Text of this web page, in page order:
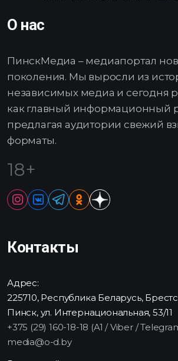
О нас
ПинскМедиа – медиапортал
поколения. Мы выросли из
независимых медиа и сегодня
как главный информационный
предлагая аудитории свежий
форматы.
18+
Контакты
Адрес:
225710, Республика Беларусь,
Пинск, ул. Интернациональная, 53/11
+375 (29) 160-18-18 (A1 / Viber /
media@o-d.by